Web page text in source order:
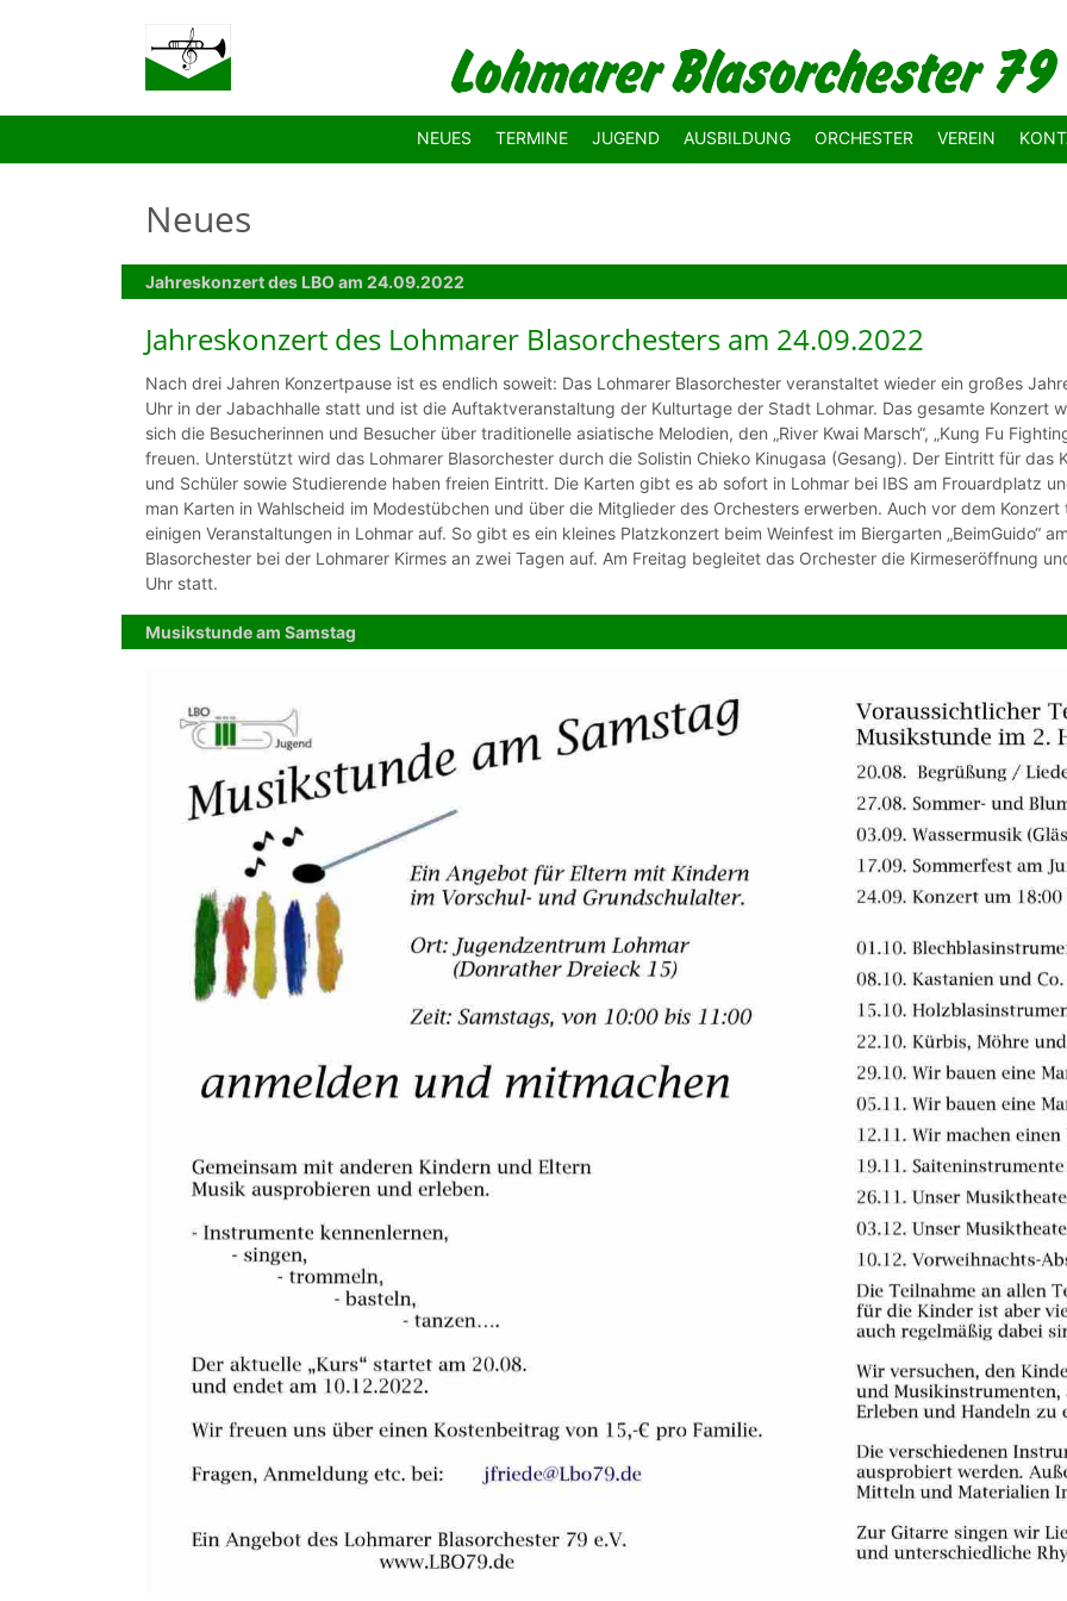
NEUES TERMINE JUGEND AUSBILDUNG ORCHESTER VEREIN
Neues
Jahreskonzert des LBO am 24.09.2022
Jahreskonzert des Lohmarer Blasorchesters am 24.09.2022
Nach drei Jahren Konzertpause ist es endlich soweit: Das Lohmarer Blasorchester veranstaltet wieder ein großes
Uhr in der Jabachhalle statt und ist die Auftaktveranstaltung der Kulturtage der Stadt Lohmar. Das gesamte Konzert
sich die Besucherinnen und Besucher über traditionelle asiatische Melodien, den „River Kwai Marsch“, „Kung Fu
freuen. Unterstützt wird das Lohmarer Blasorchester durch die Solistin Chieko Kinugasa (Gesang). Der Eintritt für das
und Schüler sowie Studierende haben freien Eintritt. Die Karten gibt es ab sofort in Lohmar bei IBS am Frouardplatz
man Karten in Wahlscheid im Modestübchen und über die Mitglieder des Orchesters erwerben. Auch vor dem
einigen Veranstaltungen in Lohmar auf. So gibt es ein kleines Platzkonzert beim Weinfest im Biergarten „BeimGuido“
Blasorchester bei der Lohmarer Kirmes an zwei Tagen auf. Am Freitag begleitet das Orchester die Kirmeseröffnung
Uhr statt.
Musikstunde am Samstag